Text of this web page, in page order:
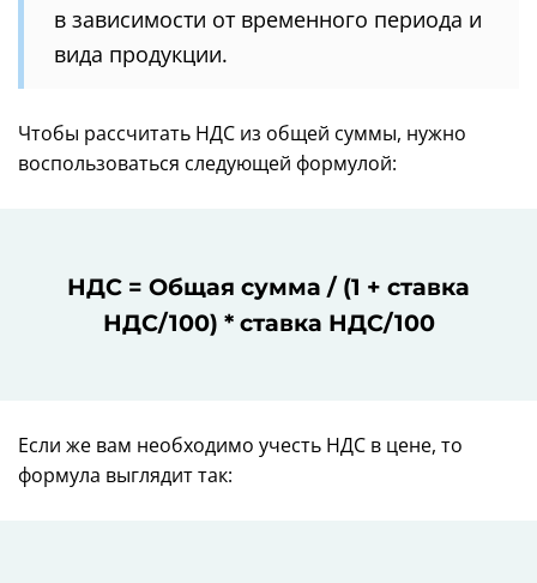
в зависимости от временного периода и
вида продукции.
Чтобы рассчитать НДС из общей суммы, нужно
воспользоваться следующей формулой:
НДС = Общая сумма / (1 + ставка
НДС/100) * ставка НДС/100
Если же вам необходимо учесть НДС в цене, то
формула выглядит так: